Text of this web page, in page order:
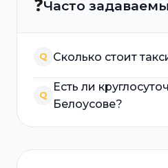
❓Часто
Q Сколько стоит
Q
Есть ли
Белоусове?